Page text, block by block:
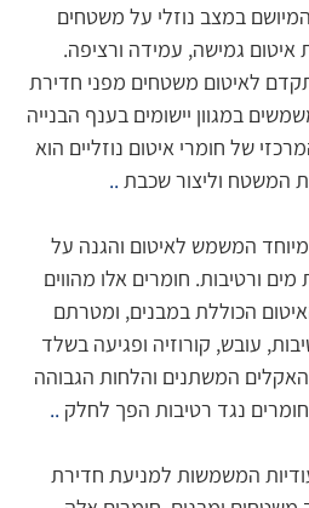
במצב נוזלי על משטחים
גמישה, עמידה ורציפה.
לאיטום משטחים מפני חדירת
במגוון יישומים בענף הבנייה
של חומרי איטום נוזליים הוא
המשטח וליצור שכבת ..
המשמש לאיטום והגנה על
ורטיבות. חומרים אלו מהווים
הכוללת במבנים, ומטרתם
עובש, קורוזיה ופגיעה בשלד
המשתנים והלחות הגבוהה
נגד רטיבות הפך לחלק ..
המשמשות למניעת חדירת